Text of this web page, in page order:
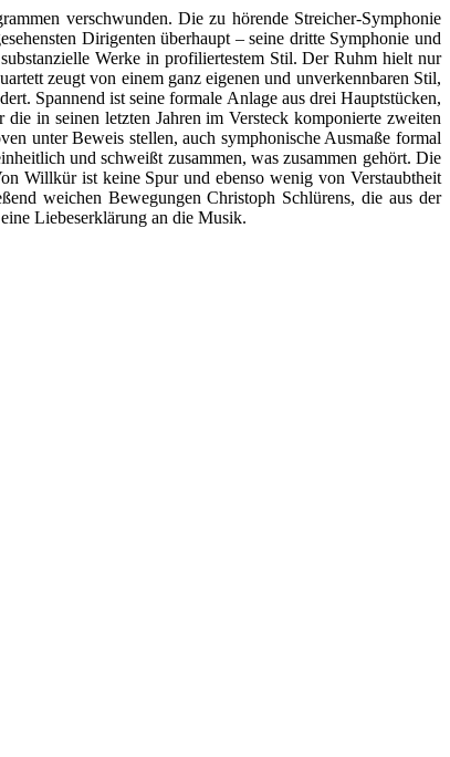
verschwunden. Die zu hörende Streicher-Symphonie
Dirigenten überhaupt – seine dritte Symphonie und
Werke in profiliertestem Stil. Der Ruhm hielt nur
zeugt von einem ganz eigenen und unverkennbaren Stil,
Spannend ist seine formale Anlage aus drei Hauptstücken,
in seinen letzten Jahren im Versteck komponierte zweiten
unter Beweis stellen, auch symphonische Ausmaße formal
und schweißt zusammen, was zusammen gehört. Die
Willkür ist keine Spur und ebenso wenig von Verstaubtheit
weichen Bewegungen Christoph Schlürens, die aus der
Liebeserklärung an die Musik.